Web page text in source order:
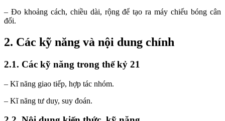
– Đo khoảng cách, chiều dài, rộng để tạo ra máy chiếu bóng cân
đối.
2. Các kỹ năng và nội dung chính
2.1. Các kỹ năng trong thế kỷ 21
– Kĩ năng giao tiếp, hợp tác nhóm.
– Kĩ năng tư duy, suy đoán.